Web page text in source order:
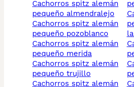
cachorros spitz alemán
pequeño almendralejo
cachorros spitz alemán
pequeño pozoblanco
cachorros spitz alemán
pequeño merida
cachorros spitz alemán
pequeño trujillo
cachorros spitz alemán
cachorros spitz alemán
cachorros spitz alemán
cachorros spitz alemán
cachorros spitz alemán